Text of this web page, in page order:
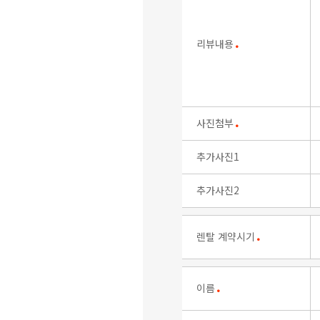
리뷰내용 ●
사진첨부 ●
추가사진1
추가사진2
렌탈 계약시기 ●
이름 ●